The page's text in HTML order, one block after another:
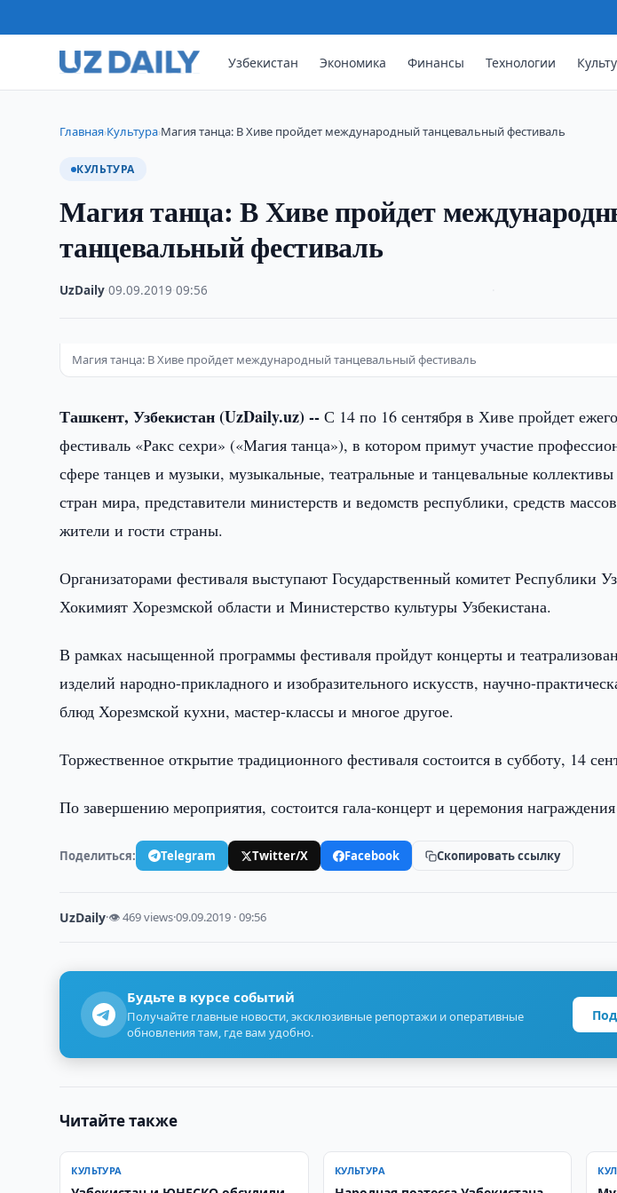
Узбекистан Экономика Финансы Технологии
Главная›Культура›Магия танца: В Хиве пройдет международный танцевальный фестиваль
КУЛЬТУРА
Магия танца: В Хиве пройдет
танцевальный фестиваль
UzDaily ·09.09.2019 ·09:56
Магия танца: В Хиве пройдет международный танцевальный фестиваль
Ташкент, Узбекистан (UzDaily.uz) --С 14 по 16 сентября в Хиве пройдет
фестиваль «Ракс сехри» («Магия танца»), в котором примут участие
сфере танцев и музыки, музыкальные, театральные и танцевальные
стран мира, представители министерств и ведомств республики, средств
жители и гости страны.
Организаторами фестиваля выступают Государственный комитет Республики
Хокимият Хорезмской области и Министерство культуры Узбекистана.
В рамках насыщенной программы фестиваля пройдут концерты и
изделий народно-прикладного и изобразительного искусств, научно-
блюд Хорезмской кухни, мастер-классы и многое другое.
Торжественное открытие традиционного фестиваля состоится в субботу, 14
По завершению мероприятия, состоится гала-концерт и церемония
Поделиться: Telegram Twitter/X Facebook Скопировать ссылку
UzDaily·👁 469 views·09.09.2019 · 09:56
Будьте в курсе событий
Получайте главные новости, эксклюзивные репортажи и оперативные
обновления там, где вам удобно.
Читайте также
КУЛЬТУРА КУЛЬТУРА